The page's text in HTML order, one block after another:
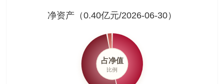
净资产（0.40亿元/2026-06-30）